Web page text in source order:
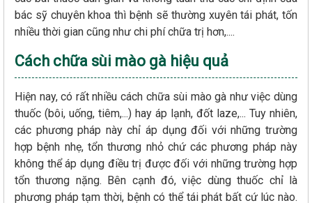
bác sỹ chuyên khoa thì bệnh sẽ thường xuyên tái phát, tốn
nhiều thời gian cũng như chi phí chữa trị hơn,....
Cách chữa sùi mào gà hiệu quả
Hiện nay, có rất nhiều cách chữa sùi mào gà như việc dùng
thuốc (bôi, uống, tiêm,...) hay áp lạnh, đốt laze,... Tuy nhiên,
các phương pháp này chỉ áp dụng đối với những trường
hợp bệnh nhẹ, tổn thương nhỏ chứ các phương pháp này
không thể áp dụng điều trị được đối với những trường hợp
tổn thương nặng. Bên cạnh đó, việc dùng thuốc chỉ là
phương pháp tạm thời, bệnh có thể tái phát bất cứ lúc nào.